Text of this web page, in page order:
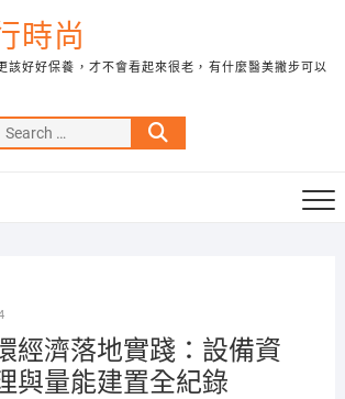
時尚
該好好保養，才不會看起來很老，有什麼醫美撇步可以
Search
…
經濟落地實踐：設備資
與量能建置全紀錄